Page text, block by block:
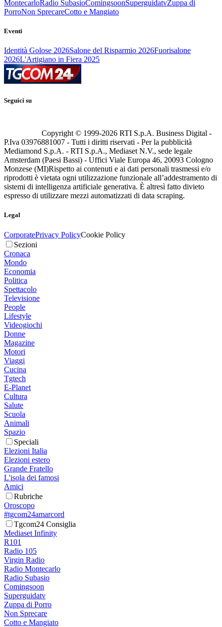
MontecarloRadio SubasioComingsoonSuperguidatvZuppa di
PorroNon SprecareCotto e Mangiato
Eventi
Identità Golose 2026Salone del Risparmio 2026Fuorisalone
2026L'Artigiano in Fiera 2025
Seguici su
Copyright © 1999-2026 RTI S.p.A. Business Digital -
P.Iva 03976881007 - Tutti i diritti riservati - Per la pubblicità
Mediamond S.p.A. - RTI S.p.A., Mediaset N.V., sede legale
Amsterdam (Paesi Bassi) - Uffici Viale Europa 46, 20093 Cologno
Monzese (MI)Rispetto ai contenuti e ai dati personali trasmessi e/o
riprodotti è vietata ogni utilizzazione funzionale all’addestramento di
sistemi di intelligenza artificiale generativa. È altresì fatto divieto
espresso di utilizzare mezzi automatizzati di data scraping.
Legal
CorporatePrivacy PolicyCookie Policy
Sezioni
Cronaca
Mondo
Economia
Politica
Spettacolo
Televisione
People
Lifestyle
Videogiochi
Donne
Magazine
Motori
Viaggi
Cucina
Tgtech
E-Planet
Cultura
Salute
Scuola
Animali
Spazio
Speciali
Elezioni Italia
Elezioni estero
Grande Fratello
L'isola dei famosi
Amici
Rubriche
Oroscopo
#tgcom24amarcord
Tgcom24 Consiglia
Mediaset Infinity
R101
Radio 105
Virgin Radio
Radio Montecarlo
Radio Subasio
Comingsoon
Superguidatv
Zuppa di Porro
Non Sprecare
Cotto e Mangiato